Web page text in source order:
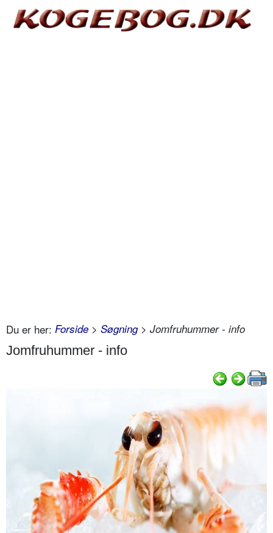
Du er her: Forside > Søgning> Jomfruhummer - info
Jomfruhummer - info